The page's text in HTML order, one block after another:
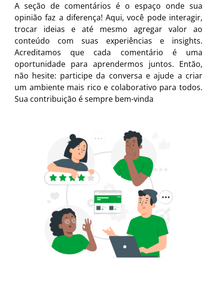
A seção de comentários é o espaço onde sua
opinião faz a diferença! Aqui, você pode interagir,
trocar ideias e até mesmo agregar valor ao
conteúdo com suas experiências e insights.
Acreditamos que cada comentário é uma
oportunidade para aprendermos juntos. Então,
não hesite: participe da conversa e ajude a criar
um ambiente mais rico e colaborativo para todos.
Sua contribuição é sempre bem-vinda